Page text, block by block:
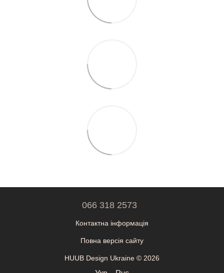
066 318 2573
Контактна інформація
Повна версія сайту
HUUB Design Ukraine © 2026